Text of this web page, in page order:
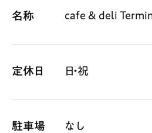
プライバシーポリシー イン
お問合せ
名称 cafe & deli
定休日 日・祝
駐車場 なし